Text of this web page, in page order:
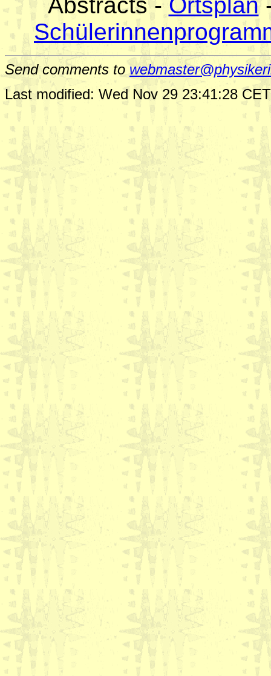
Send comments to
Last modified: Wed Nov 29 23:41:28